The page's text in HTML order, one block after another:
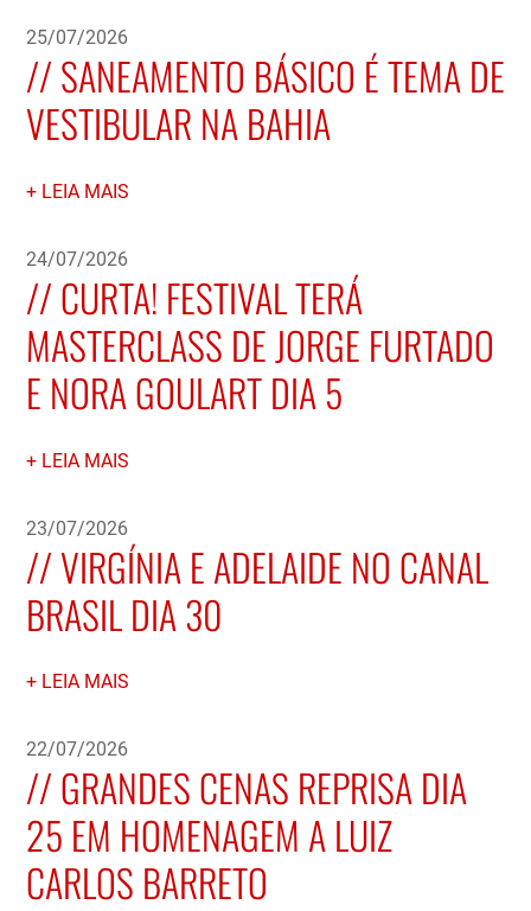
25/07/2026
SANEAMENTO BÁSICO É TEMA DE
VESTIBULAR NA BAHIA
LEIA MAIS
24/07/2026
CURTA! FESTIVAL TERÁ
MASTERCLASS DE JORGE FURTADO
E NORA GOULART DIA 5
LEIA MAIS
23/07/2026
VIRGÍNIA E ADELAIDE NO CANAL
BRASIL DIA 30
LEIA MAIS
22/07/2026
GRANDES CENAS REPRISA DIA
25 EM HOMENAGEM A LUIZ
CARLOS BARRETO